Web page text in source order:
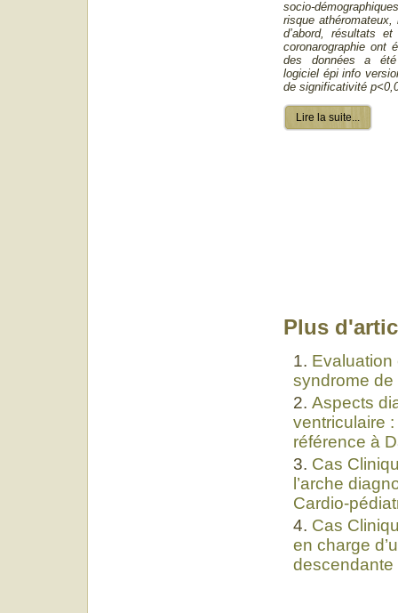
socio-
risque
d’abord, résultats
coronarographie ont
des données a
logiciel épi info
de significativité
Lire la suite...
Plus
Evaluation
syndrome de
Aspects
ventriculaire
référence à
Cas
l’arche
Cardio-
Cas
en charge
descendante